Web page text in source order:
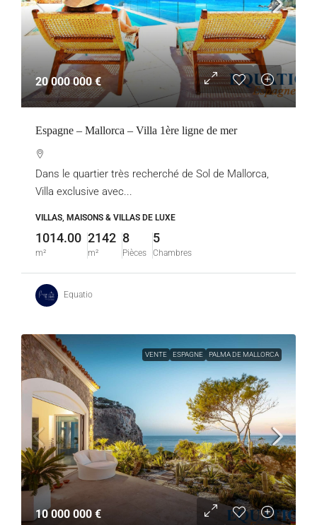
20 000 000 €
Espagne – Mallorca – Villa 1ère ligne de mer
Dans le quartier très recherché de Sol de Mallorca,
Villa exclusive avec...
VILLAS, MAISONS & VILLAS DE LUXE
1014.00
m²
2142
m²
8
Pièces
5
Chambres
Equatio
VENTE ESPAGNE PALMA DE MALLORCA
10 000 000 €